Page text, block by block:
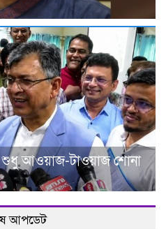
শুধু আওয়াজ-টাওয়াজ শোনা
আপডেট